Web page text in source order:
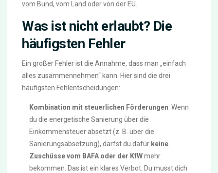
vom Bund, vom Land oder von der EU.
Was ist nicht erlaubt? Die
häufigsten Fehler
Ein großer Fehler ist die Annahme, dass man „einfach
alles zusammennehmen“ kann. Hier sind die drei
häufigsten Fehlentscheidungen:
Kombination mit steuerlichen Förderungen: Wenn
du die energetische Sanierung über die
Einkommensteuer absetzt (z. B. über die
Sanierungsabsetzung), darfst du dafür keine
Zuschüsse vom BAFA oder der KfWmehr
bekommen. Das ist ein klares Verbot. Du musst dich